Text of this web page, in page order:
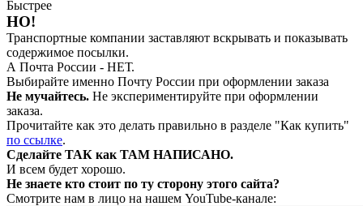
Быстрее
НО!
Транспортные компании заставляют вскрывать и показывать
содержимое посылки.
А Почта России - НЕТ.
Выбирайте именно Почту России при оформлении заказа
Не мучайтесь. Не экспериментируйте при оформлении
заказа.
Прочитайте как это делать правильно в разделе "Как купить"
по ссылке.
Сделайте ТАК как ТАМ НАПИСАНО.
И всем будет хорошо.
Не знаете кто стоит по ту сторону этого сайта?
Смотрите нам в лицо на нашем YouTube-канале: